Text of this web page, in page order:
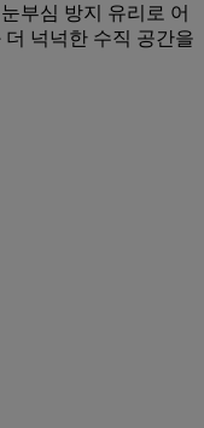
부심 방지 유리로 어
넉넉한 수직 공간을